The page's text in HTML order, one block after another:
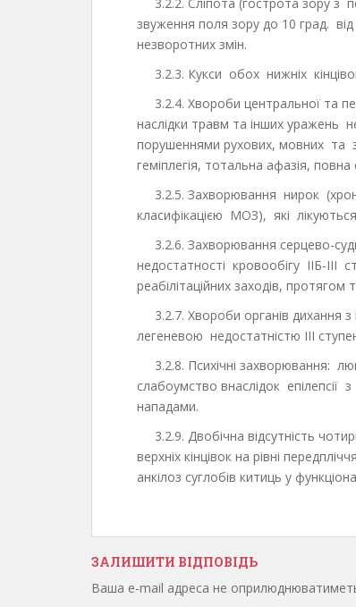
звуження поля зору до 10 град. від
незворотних змін.
3.2.3. Кукси обох нижніх
3.2.4. Хвороби центральної та
наслідки травм та інших
порушеннями рухових, мовних
геміплегія, тотальна афазія,
3.2.5. Захворювання нирок
класифікацією МОЗ), які
3.2.6. Захворювання серцево-
недостатності кровообігу IIБ-III
реабілітаційних заходів, протягом
3.2.7. Хвороби органів дихання
легеневою недостатністю III
3.2.8. Психічні захворювання:
слабоумство внаслідок епілепсії
нападами.
3.2.9. Двобічна відсутність
верхніх кінцівок на рівні
анкілоз суглобів китиць у
ЗАЛИШИТИ ВІДПОВІДЬ
Ваша e-mail адреса не